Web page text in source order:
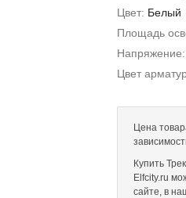
Цвет: Белый
Площадь
Цвет
Цена
Купить
Elfcity.ru
сайте, в